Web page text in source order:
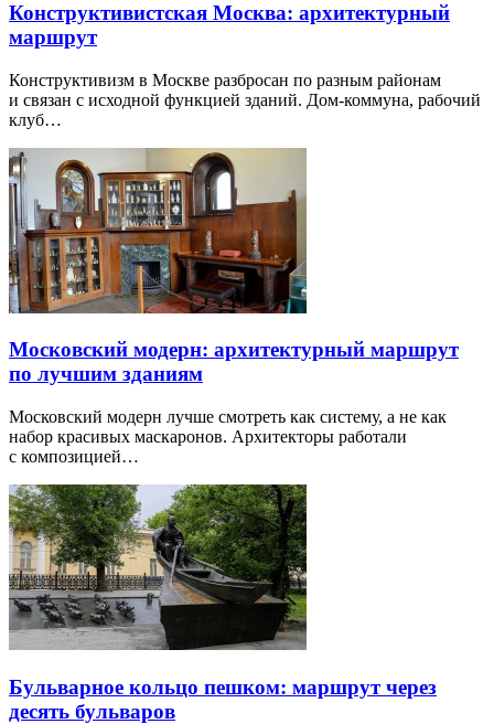
Конструктивистская Москва: архитектурный
маршрут
Конструктивизм в Москве разбросан по разным районам
и связан с исходной функцией зданий. Дом-коммуна, рабочий
клуб…
Московский модерн: архитектурный маршрут
по лучшим зданиям
Московский модерн лучше смотреть как систему, а не как
набор красивых маскаронов. Архитекторы работали
с композицией…
Бульварное кольцо пешком: маршрут через
десять бульваров